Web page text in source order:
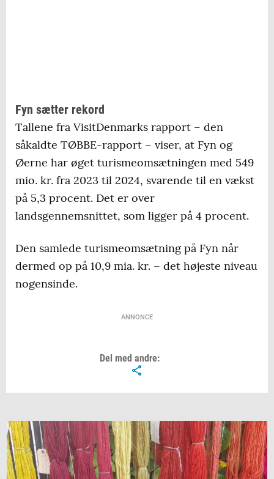
Fyn sætter rekord
Tallene fra VisitDenmarks rapport – den
såkaldte TØBBE-rapport – viser, at Fyn og
Øerne har øget turismeomsætningen med 549
mio. kr. fra 2023 til 2024, svarende til en vækst
på 5,3 procent. Det er over
landsgennemsnittet, som ligger på 4 procent.
Den samlede turismeomsætning på Fyn når
dermed op på 10,9 mia. kr. – det højeste niveau
nogensinde.
ANNONCE
Del med andre: